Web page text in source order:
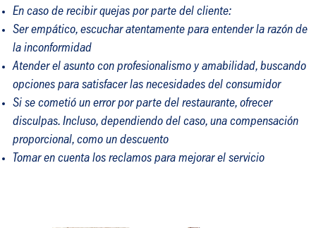
En caso de recibir quejas por parte del cliente:
Ser empático, escuchar atentamente para entender la razón de
la inconformidad
Atender el asunto con profesionalismo y amabilidad, buscando
opciones para satisfacer las necesidades del consumidor
Si se cometió un error por parte del restaurante, ofrecer
disculpas. Incluso, dependiendo del caso, una compensación
proporcional, como un descuento
Tomar en cuenta los reclamos para mejorar el servicio